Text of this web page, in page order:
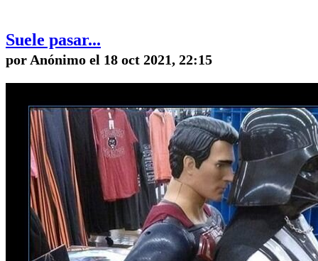
Suele pasar...
por Anónimo el 18 oct 2021, 22:15